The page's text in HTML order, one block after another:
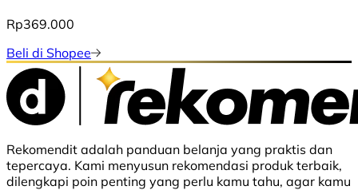
Rp369.000
Beli di Shopee
Rekomendit adalah panduan belanja yang praktis dan
tepercaya. Kami menyusun rekomendasi produk terbaik,
dilengkapi poin penting yang perlu kamu tahu, agar kamu